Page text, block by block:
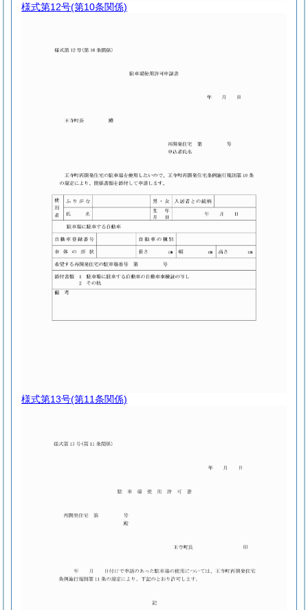
様式第12号(第10条関係)
様式第13号(第11条関係)